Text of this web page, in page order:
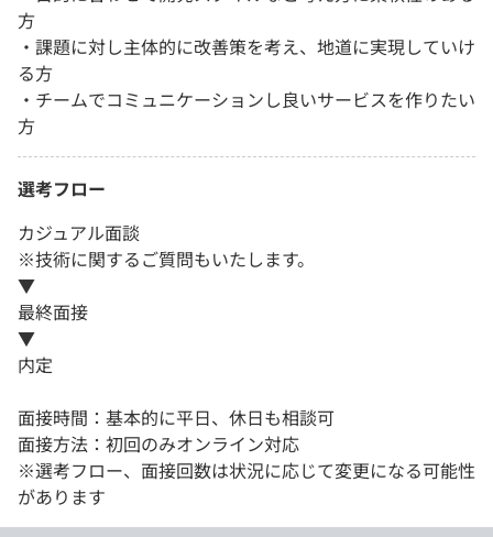
方
・課題に対し主体的に改善策を考え、地道に実現していけ
る方
・チームでコミュニケーションし良いサービスを作りたい
方
選考フロー
カジュアル面談
※技術に関するご質問もいたします。
▼
最終面接
▼
内定
面接時間：基本的に平日、休日も相談可
面接方法：初回のみオンライン対応
※選考フロー、面接回数は状況に応じて変更になる可能性
があります